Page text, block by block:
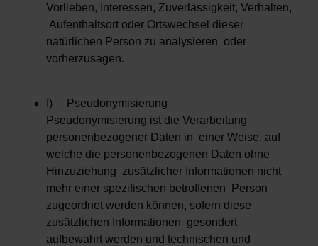
Vorlieben, Interessen, Zuverlässigkeit, Verhalten,
Aufenthaltsort oder Ortswechsel dieser
natürlichen Person zu analysieren oder
vorherzusagen.
f) Pseudonymisierung
Pseudonymisierung ist die Verarbeitung
personenbezogener Daten in einer Weise, auf
welche die personenbezogenen Daten ohne
Hinzuziehung zusätzlicher Informationen nicht
mehr einer spezifischen betroffenen Person
zugeordnet werden können, sofern diese
zusätzlichen Informationen gesondert
aufbewahrt werden und technischen und